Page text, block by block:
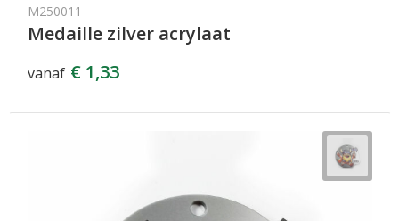
M250011
Medaille zilver acrylaat
vanaf € 1,33